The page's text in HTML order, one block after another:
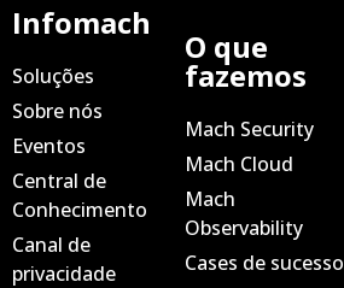
Infomach
Soluções
Sobre nós
Eventos
Central de
Conhecimento
Canal de
privacidade
O que
fazemos
Mach Security
Mach Cloud
Mach
Observability
Cases de sucesso